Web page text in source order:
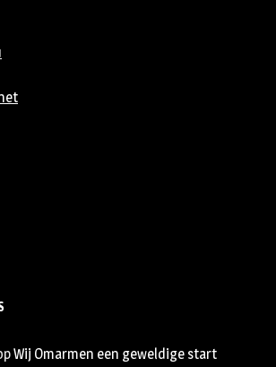
Wij Omarmen een geweldige start